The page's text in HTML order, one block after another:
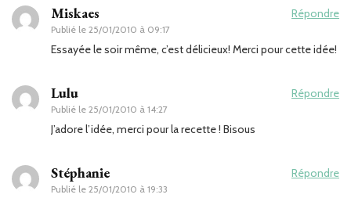
Miskaes
Publié le 25/01/2010 à 09:17
Répondre
Essayée le soir même, c’est délicieux! Merci pour cette idée!
Lulu
Publié le 25/01/2010 à 14:27
Répondre
J’adore l’idée, merci pour la recette ! Bisous
Stéphanie
Publié le 25/01/2010 à 19:33
Répondre